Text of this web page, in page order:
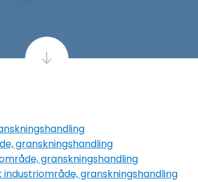
granskningshandling
granskningshandling
granskningshandling